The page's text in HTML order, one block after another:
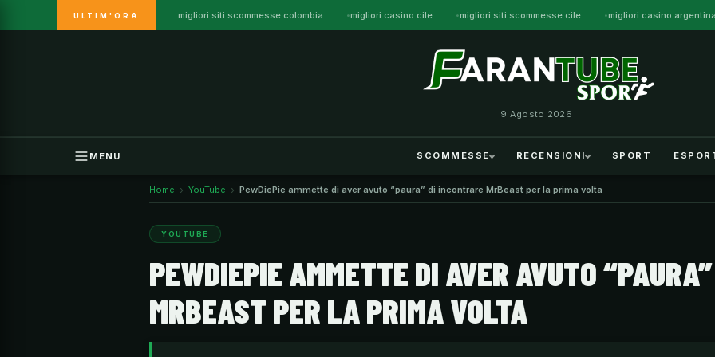
ULTIM'ORA migliori siti scommesse colombia migliori casino cile migliori siti scommesse cile migliori casino argentina
9 Agosto 2026
MENU SCOMMESSE RECENSIONI SPORT
Home YouTube PewDiePie ammette di aver avuto “paura” di incontrare MrBeast per la prima volta
YOUTUBE
PEWDIEPIE AMMETTE DI AVER AVUTO
MRBEAST PER LA PRIMA VOLTA